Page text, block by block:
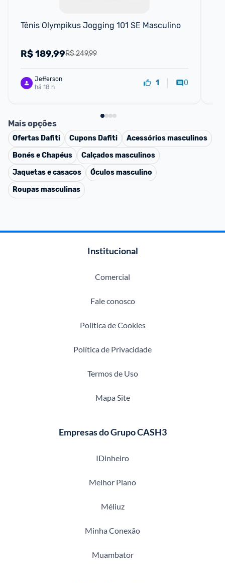
Tênis Olympikus Jogging 101 SE Masculino
R$ 249,99
R$189,99
Jefferson
há 18 h
1 0
Mais opções
Ofertas Dafiti Cupons Dafiti
Acessórios masculinos
Bonés e Chapéus
Calçados masculinos
Jaquetas e casacos
Óculos masculino
Roupas masculinas
Institucional
Comercial
Fale conosco
Política de Cookies
Política de Privacidade
Termos de Uso
Mapa Site
Empresas do Grupo CASH3
IDinheiro
Melhor Plano
Méliuz
Minha Conexão
Muambator